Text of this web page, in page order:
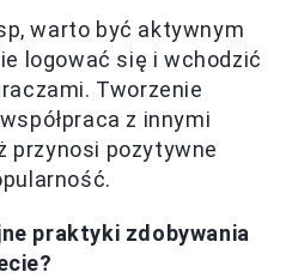
warto być aktywnym
logować się i wchodzić
Tworzenie
z innymi
przynosi pozytywne
praktyki zdobywania